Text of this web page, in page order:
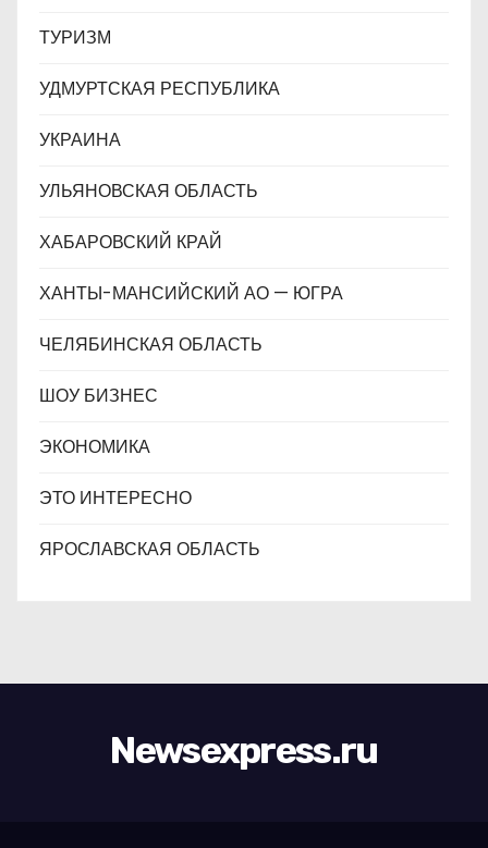
ТУРИЗМ
УДМУРТСКАЯ РЕСПУБЛИКА
УКРАИНА
УЛЬЯНОВСКАЯ ОБЛАСТЬ
ХАБАРОВСКИЙ КРАЙ
ХАНТЫ-МАНСИЙСКИЙ АО — ЮГРА
ЧЕЛЯБИНСКАЯ ОБЛАСТЬ
ШОУ БИЗНЕС
ЭКОНОМИКА
ЭТО ИНТЕРЕСНО
ЯРОСЛАВСКАЯ ОБЛАСТЬ
Newsexpress.ru